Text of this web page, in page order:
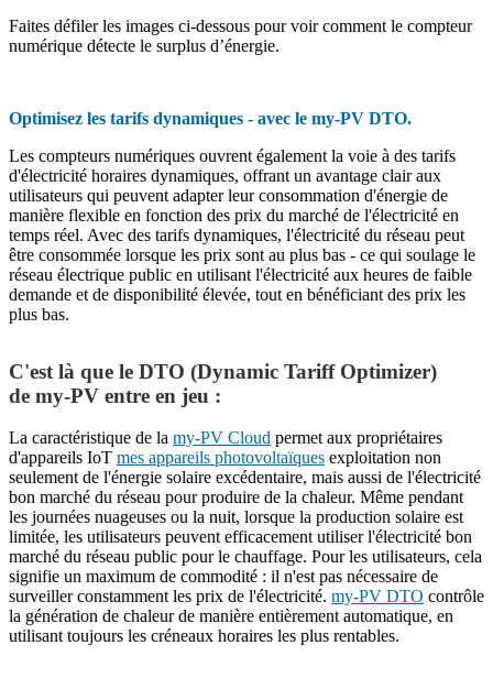
Faites défiler les images ci-dessous pour voir comment le compteur
numérique détecte le surplus d’énergie.
Optimisez les tarifs dynamiques - avec le my-PV DTO.
Les compteurs numériques ouvrent également la voie à des tarifs
d'électricité horaires dynamiques, offrant un avantage clair aux
utilisateurs qui peuvent adapter leur consommation d'énergie de
manière flexible en fonction des prix du marché de l'électricité en
temps réel. Avec des tarifs dynamiques, l'électricité du réseau peut
être consommée lorsque les prix sont au plus bas - ce qui soulage le
réseau électrique public en utilisant l'électricité aux heures de faible
demande et de disponibilité élevée, tout en bénéficiant des prix les
plus bas.
C'est là que le DTO (Dynamic Tariff Optimizer)
de my-PV entre en jeu :
La caractéristique de la my-PV Cloud permet aux propriétaires
d'appareils IoT mes appareils photovoltaïques exploitation non
seulement de l'énergie solaire excédentaire, mais aussi de l'électricité
bon marché du réseau pour produire de la chaleur. Même pendant
les journées nuageuses ou la nuit, lorsque la production solaire est
limitée, les utilisateurs peuvent efficacement utiliser l'électricité bon
marché du réseau public pour le chauffage. Pour les utilisateurs, cela
signifie un maximum de commodité : il n'est pas nécessaire de
surveiller constamment les prix de l'électricité. my-PV DTO contrôle
la génération de chaleur de manière entièrement automatique, en
utilisant toujours les créneaux horaires les plus rentables.